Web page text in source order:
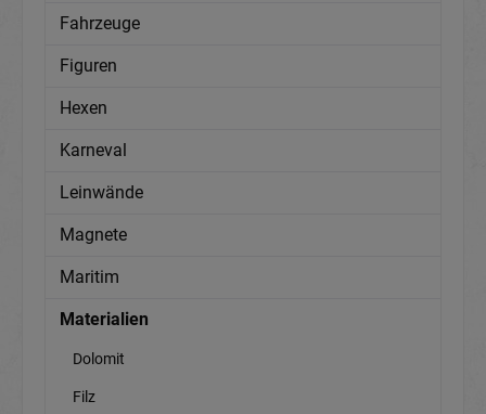
Fahrzeuge
Figuren
Hexen
Karneval
Leinwände
Magnete
Maritim
Materialien
Dolomit
Filz